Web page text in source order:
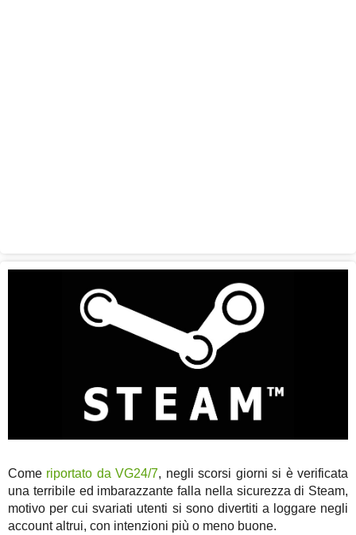
Come riportato da VG24/7, negli scorsi giorni si è verificata
una terribile ed imbarazzante falla nella sicurezza di Steam,
motivo per cui svariati utenti si sono divertiti a loggare negli
account altrui, con intenzioni più o meno buone.